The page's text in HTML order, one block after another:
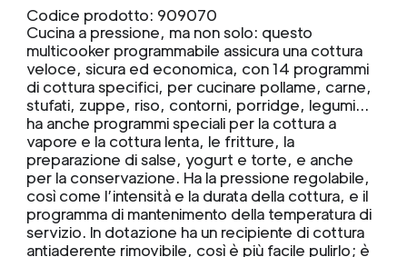
Codice prodotto: 909070
Cucina a pressione, ma non solo: questo
multicooker programmabile assicura una cottura
veloce, sicura ed economica, con 14 programmi
di cottura specifici, per cucinare pollame, carne,
stufati, zuppe, riso, contorni, porridge, legumi…
ha anche programmi speciali per la cottura a
vapore e la cottura lenta, le fritture, la
preparazione di salse, yogurt e torte, e anche
per la conservazione. Ha la pressione regolabile,
così come l’intensità e la durata della cottura, e il
programma di mantenimento della temperatura di
servizio. In dotazione ha un recipiente di cottura
antiaderente rimovibile, così è più facile pulirlo; è